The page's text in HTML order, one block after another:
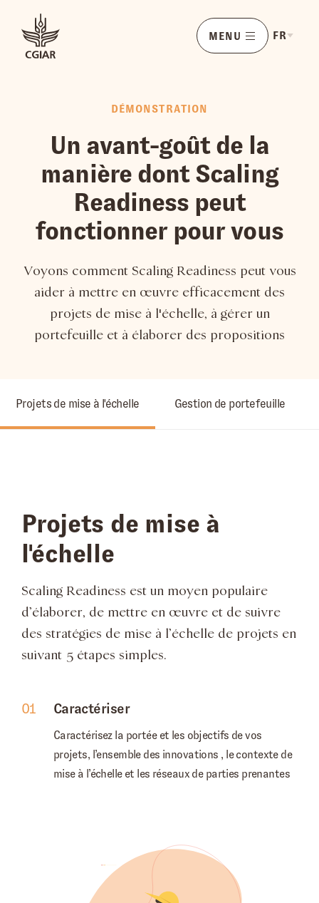
MENU FR
DÉMONSTRATION
Un avant-goût de la
manière dont Scaling
Readiness peut
fonctionner pour vous
Voyons comment Scaling Readiness peut vous
aider à mettre en œuvre efficacement des
projets de mise à l'échelle, à gérer un
portefeuille et à élaborer des propositions
Projets de mise à l'échelle Gestion de portefeuille
Projets de mise à
l'échelle
Scaling Readiness est un moyen populaire
d’élaborer, de mettre en œuvre et de suivre
des stratégies de mise à l’échelle de projets en
suivant 5 étapes simples.
01 Caractériser
Caractérisez la portée et les objectifs de vos
projets, l’ensemble des innovations , le contexte de
mise à l’échelle et les réseaux de parties prenantes